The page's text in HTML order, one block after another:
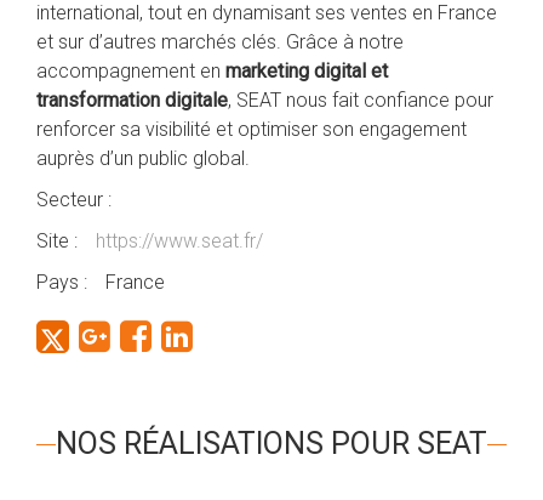
international, tout en dynamisant ses ventes en France
et sur d’autres marchés clés. Grâce à notre
accompagnement en marketing digital et
transformation digitale, SEAT nous fait confiance pour
renforcer sa visibilité et optimiser son engagement
auprès d’un public global.
Secteur :
Site :
https://www.seat.fr/
Pays :
France
NOS RÉALISATIONS POUR SEAT